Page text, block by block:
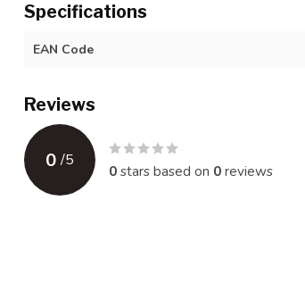
Specifications
EAN Code
Reviews
0 /5
0stars based on 0reviews